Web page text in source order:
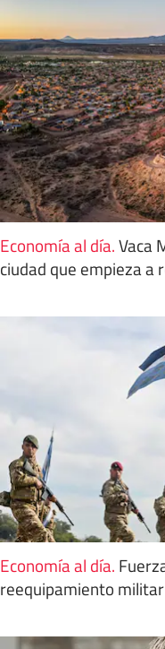
Economía al día.Vaca
ciudad que empieza a
Economía al día.
reequipamiento militar